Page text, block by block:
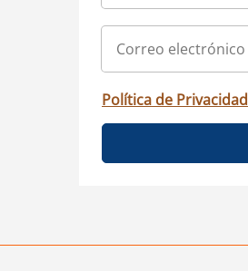
Política de Privacidad